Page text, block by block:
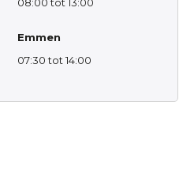
08:00 tot 13:00
Emmen
07:30 tot 14:00